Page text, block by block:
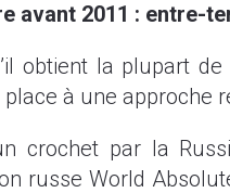
avant 2011 : entre-
obtient la plupart
à une approche
crochet par la
russe World